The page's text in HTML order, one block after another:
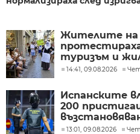
Жителите на
туризъм и
(СНИМКИ)
14:41, 09.08.2026
Испанските
200
контрол
13:01, 09.08.2026